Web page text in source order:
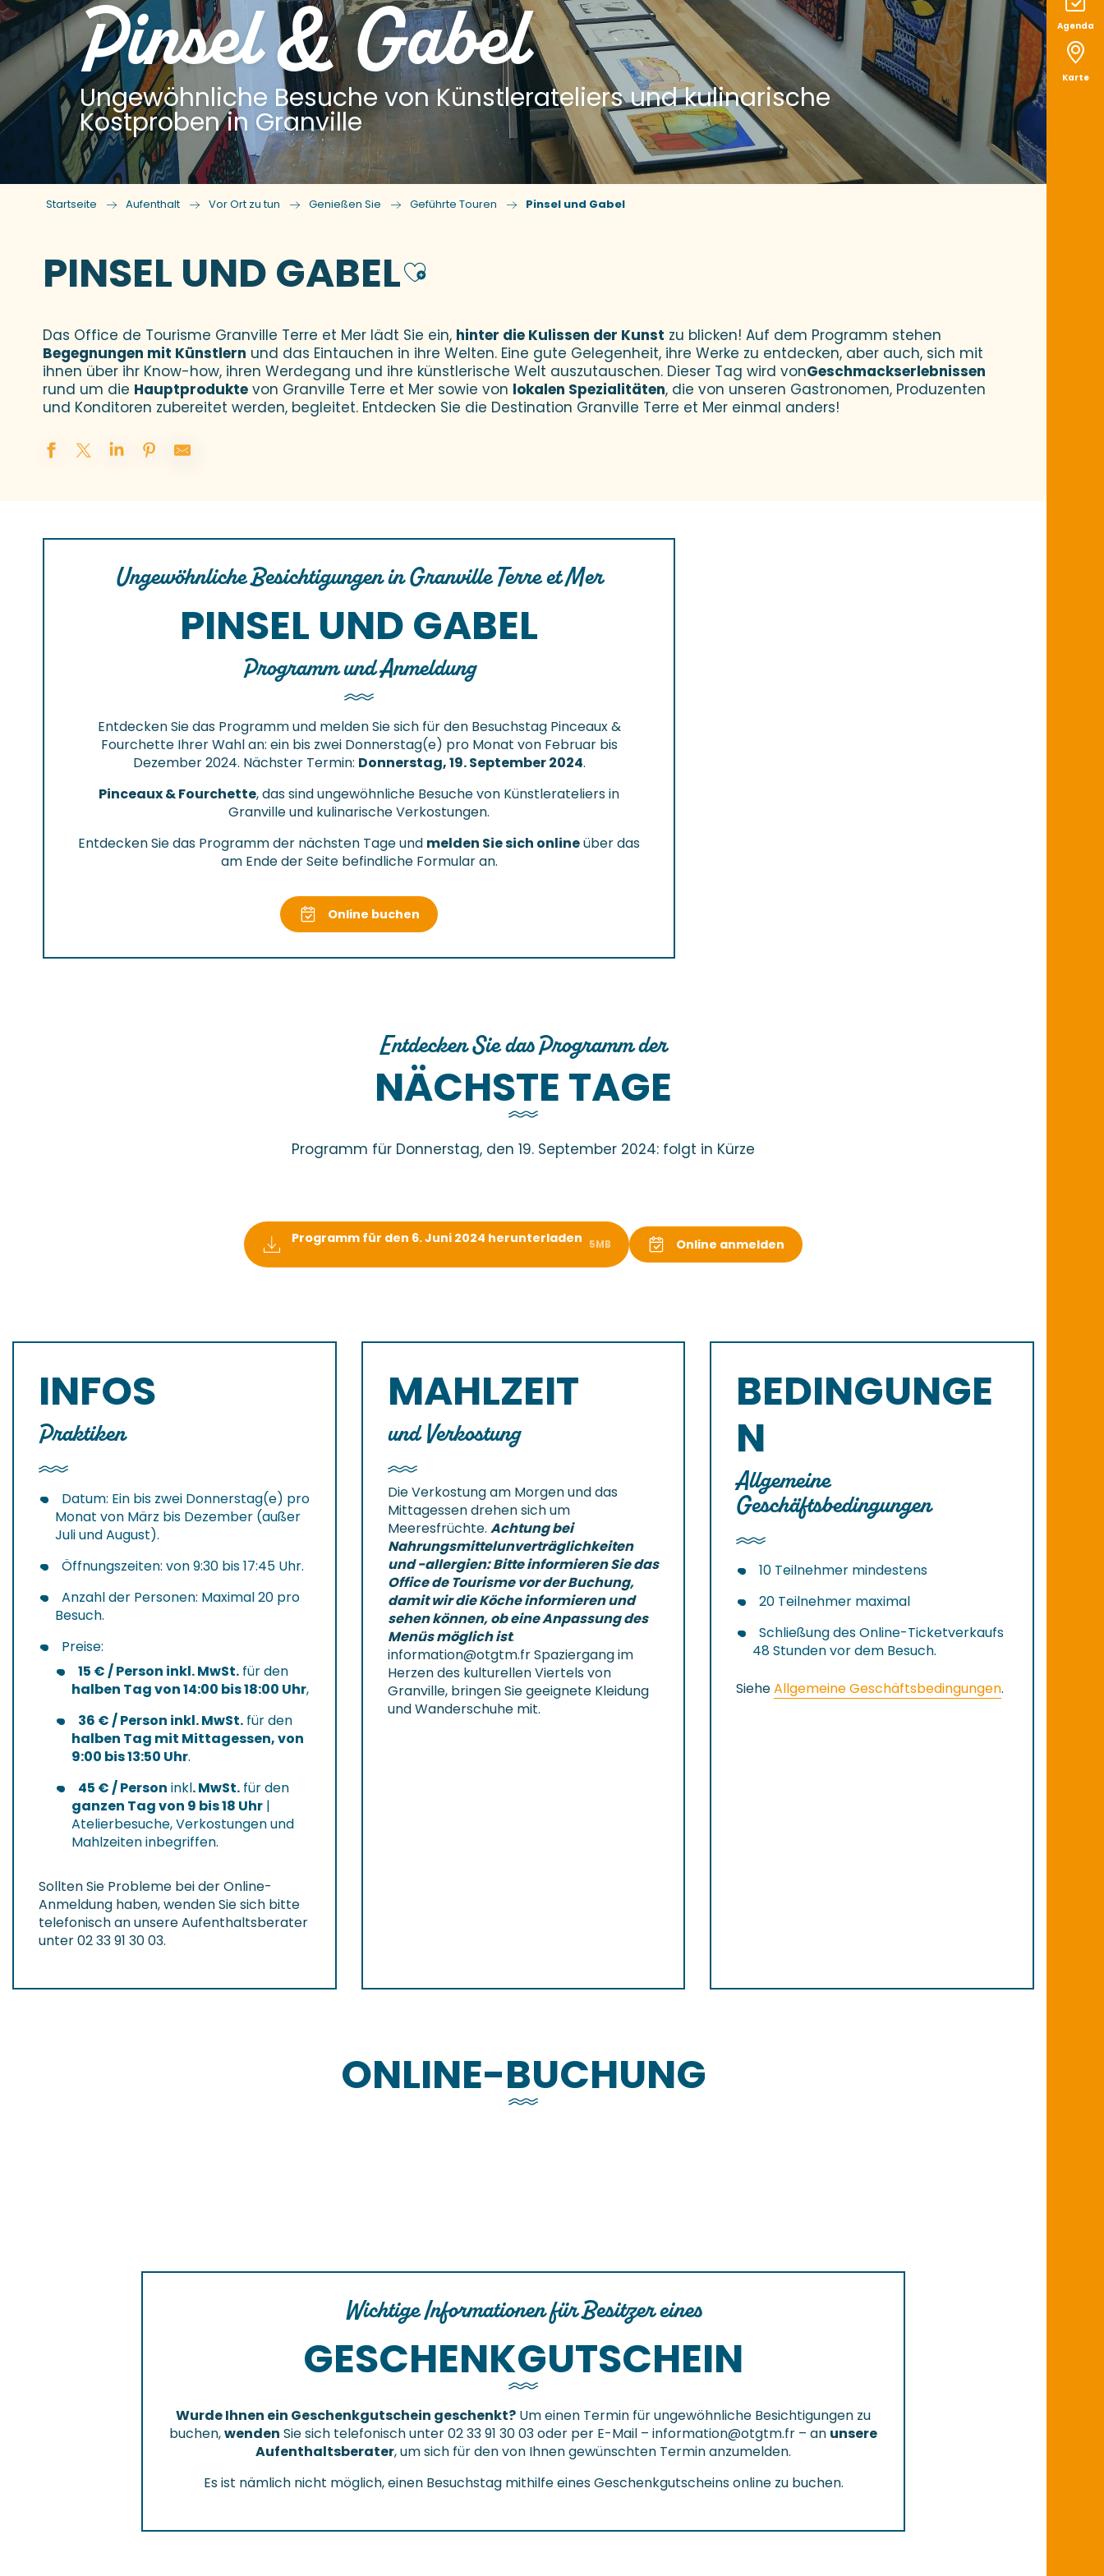
Agenda
Karte
Pinsel & Gabel
Ungewöhnliche Besuche von Künstlerateliers und kulinarische
Kostproben in Granville
Startseite Aufenthalt Vor Ort zu tun Genießen Sie Geführte Touren Pinsel und Gabel
PINSEL UND GABELAjouter aux favoris
Das Office de Tourisme Granville Terre et Mer lädt Sie ein, hinter die Kulissen der Kunst zu blicken! Auf dem Programm stehen
Begegnungen mit Künstlern und das Eintauchen in ihre Welten. Eine gute Gelegenheit, ihre Werke zu entdecken, aber auch, sich mit
ihnen über ihr Know-how, ihren Werdegang und ihre künstlerische Welt auszutauschen. Dieser Tag wird vonGeschmackserlebnissen
rund um die Hauptprodukte von Granville Terre et Mer sowie von lokalen Spezialitäten, die von unseren Gastronomen, Produzenten
und Konditoren zubereitet werden, begleitet. Entdecken Sie die Destination Granville Terre et Mer einmal anders!
Ungewöhnliche Besichtigungen in Granville Terre et Mer
PINSEL UND GABEL
Programm und Anmeldung
Entdecken Sie das Programm und melden Sie sich für den Besuchstag Pinceaux &
Fourchette Ihrer Wahl an: ein bis zwei Donnerstag(e) pro Monat von Februar bis
Dezember 2024. Nächster Termin: Donnerstag, 19. September 2024.
Pinceaux & Fourchette, das sind ungewöhnliche Besuche von Künstlerateliers in
Granville und kulinarische Verkostungen.
Entdecken Sie das Programm der nächsten Tage und melden Sie sich onlineüber das
am Ende der Seite befindliche Formular an.
Online buchen
Entdecken Sie das Programm der
NÄCHSTE TAGE
Programm für Donnerstag, den 19. September 2024: folgt in Kürze
Programm für den 6. Juni 2024 herunterladen 5MB Online anmelden
INFOS
Praktiken
Datum: Ein bis zwei Donnerstag(e) pro
Monat von März bis Dezember (außer
Juli und August).
Öffnungszeiten: von 9:30 bis 17:45 Uhr.
Anzahl der Personen: Maximal 20 pro
Besuch.
Preise:
15 € / Person inkl. MwSt. für den
halben Tag von 14:00 bis 18:00 Uhr,
36 € / Person inkl. MwSt. für den
halben Tag mit Mittagessen, von
9:00 bis 13:50 Uhr.
45 € / Person inkl. MwSt. für den
ganzen Tag von 9 bis 18 Uhr |
Atelierbesuche, Verkostungen und
Mahlzeiten inbegriffen.
Sollten Sie Probleme bei der Online-
Anmeldung haben, wenden Sie sich bitte
telefonisch an unsere Aufenthaltsberater
unter 02 33 91 30 03.
MAHLZEIT
und Verkostung
Die Verkostung am Morgen und das
Mittagessen drehen sich um
Meeresfrüchte. Achtung bei
Nahrungsmittelunverträglichkeiten
und -allergien: Bitte informieren Sie das
Office de Tourisme vor der Buchung,
damit wir die Köche informieren und
sehen können, ob eine Anpassung des
Menüs möglich ist:
information@otgtm.frSpaziergang im
Herzen des kulturellen Viertels von
Granville, bringen Sie geeignete Kleidung
und Wanderschuhe mit.
BEDINGUNGE
N
Allgemeine
Geschäftsbedingungen
10 Teilnehmer mindestens
20 Teilnehmer maximal
Schließung des Online-Ticketverkaufs
48 Stunden vor dem Besuch.
SieheAllgemeine Geschäftsbedingungen.
ONLINE-BUCHUNG
Wichtige Informationen für Besitzer eines
GESCHENKGUTSCHEIN
Wurde Ihnen ein Geschenkgutschein geschenkt? Um einen Termin für ungewöhnliche Besichtigungen zu
buchen,wenden Sie sich telefonisch unter 02 33 91 30 03 oder per E-Mail – information@otgtm.fr – an unsere
Aufenthaltsberater, um sich für den von Ihnen gewünschten Termin anzumelden.
Es ist nämlich nicht möglich, einen Besuchstag mithilfe eines Geschenkgutscheins online zu buchen.